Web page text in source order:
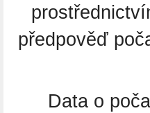
předpověď
Data o